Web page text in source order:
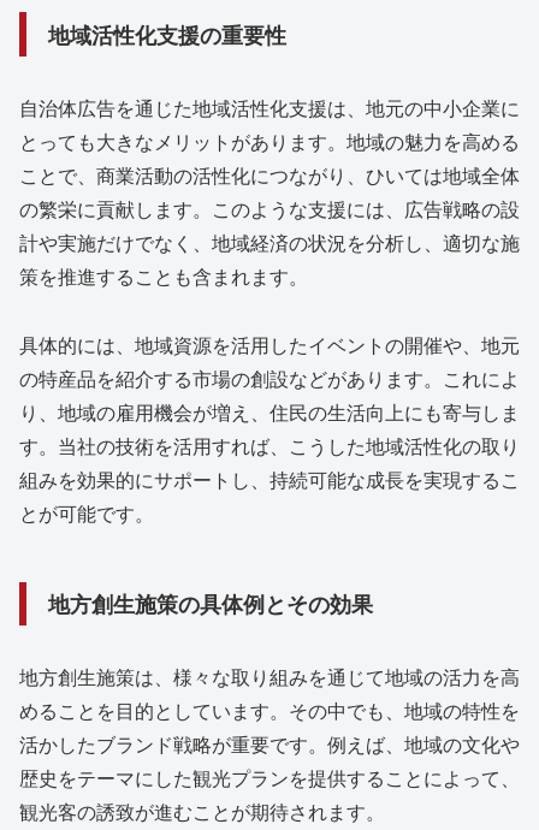
地域活性化支援の重要性
自治体広告を通じた地域活性化支援は、地元の中小企業に
とっても大きなメリットがあります。地域の魅力を高める
ことで、商業活動の活性化につながり、ひいては地域全体
の繁栄に貢献します。このような支援には、広告戦略の設
計や実施だけでなく、地域経済の状況を分析し、適切な施
策を推進することも含まれます。
具体的には、地域資源を活用したイベントの開催や、地元
の特産品を紹介する市場の創設などがあります。これによ
り、地域の雇用機会が増え、住民の生活向上にも寄与しま
す。当社の技術を活用すれば、こうした地域活性化の取り
組みを効果的にサポートし、持続可能な成長を実現するこ
とが可能です。
地方創生施策の具体例とその効果
地方創生施策は、様々な取り組みを通じて地域の活力を高
めることを目的としています。その中でも、地域の特性を
活かしたブランド戦略が重要です。例えば、地域の文化や
歴史をテーマにした観光プランを提供することによって、
観光客の誘致が進むことが期待されます。